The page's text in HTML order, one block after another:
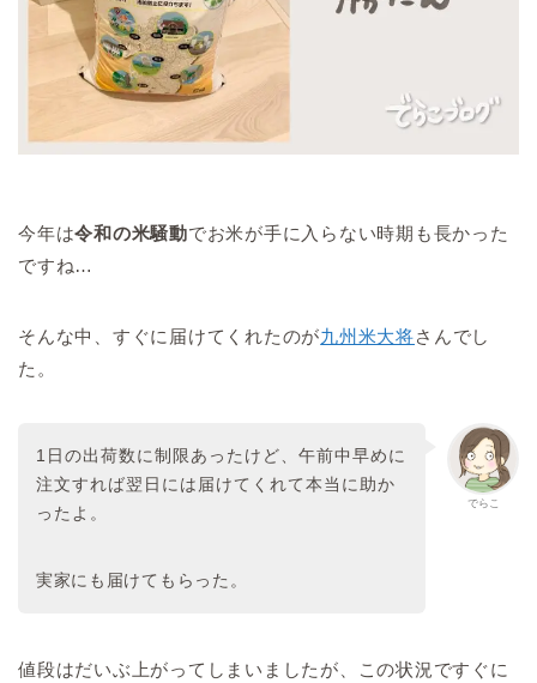
今年は令和の米騒動でお米が手に入らない時期も長かった
ですね…
そんな中、すぐに届けてくれたのが九州米大将さんでし
た。
でらこ
1日の出荷数に制限あったけど、午前中早めに
注文すれば翌日には届けてくれて本当に助か
ったよ。
実家にも届けてもらった。
値段はだいぶ上がってしまいましたが、この状況ですぐに